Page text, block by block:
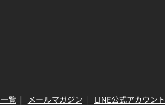
覧 メールマガジン LINE公式アカウント